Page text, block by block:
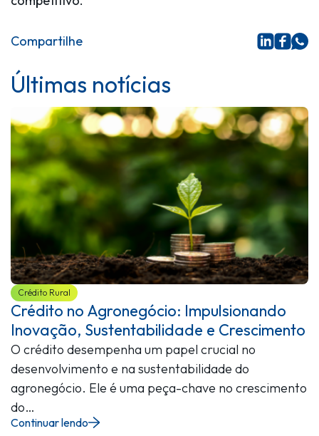
Compartilhe
Últimas notícias
Crédito Rural
Crédito no Agronegócio: Impulsionando
Inovação, Sustentabilidade e Crescimento
O crédito desempenha um papel crucial no
desenvolvimento e na sustentabilidade do
agronegócio. Ele é uma peça-chave no crescimento
do…
Continuar lendo